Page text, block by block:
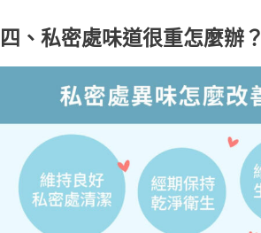
四、私密處味道很重怎麼辦？